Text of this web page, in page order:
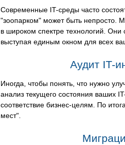
Современные IT-среды часто
"зоопарком" может быть непросто.
в широком спектре технологий.
выступая единым окном для всех
Аудит IT-
Иногда, чтобы понять, что нужно
анализ текущего состояния ваших
соответствие бизнес-целям. По
мест".